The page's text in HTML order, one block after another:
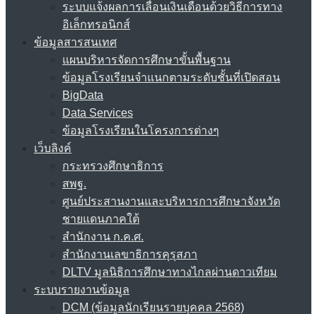
ระบบแจ้งผลการเลื่อนเงินเดือนด้วยวิธีการทาง
อิเล็กทรอนิกส์
ข้อมูลสารสนเทศ
แผนบริหารจัดการศึกษาขั้นพื้นฐาน
ข้อมูลโรงเรียนจำแนกตามระดับชั้นที่เปิดสอน
BigData
Data Services
ข้อมูลโรงเรียนในโครงการต่างๆ
เว็บลิงค์
กระทรวงศึกษาธิการ
สพฐ.
ศูนย์ประสานงานและบริหารการศึกษาจังหวัด
ชายแดนภาคใต้
สำนักงาน ก.ค.ศ.
สำนักงานเลขาธิการคุรุสภา
DLTV มูลนิธิการศึกษาทางไกลผ่านดาวเทียม
ระบบรายงานข้อมูล
DCM (ข้อมูลนักเรียนรายบุคคล 2568)